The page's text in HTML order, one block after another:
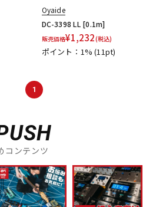
Oyaide
DC-3398 LL [0.1m]
販売価格¥1,232(税込)
ポイント：1%(11pt)
1
コンテンツ